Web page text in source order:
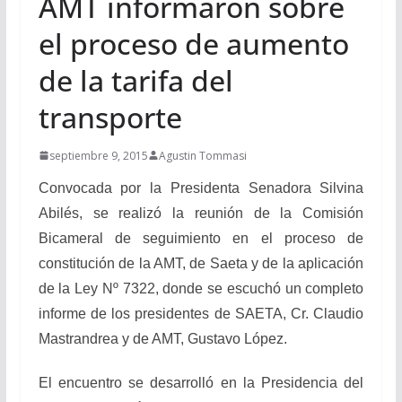
el proceso de aumento
de la tarifa del
transporte
septiembre 9, 2015 Agustin Tommasi
Convocada por la Presidenta Senadora Silvina
Abilés, se realizó la reunión de la Comisión
Bicameral de seguimiento en el proceso de
constitución de la AMT, de Saeta y de la aplicación
de la Ley Nº 7322, donde se escuchó un completo
informe de los presidentes de SAETA, Cr. Claudio
Mastrandrea y de AMT, Gustavo López.
El encuentro se desarrolló en la Presidencia del